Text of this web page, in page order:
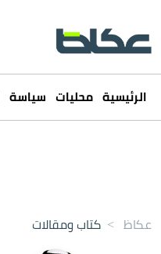
الرئيسية محليات سياسة
عكاظ > كتاب ومقالات